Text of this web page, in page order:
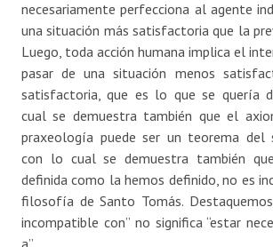
necesariamente perfecciona al agente
una situación más satisfactoria que la
Luego, toda acción humana implica el
pasar de una situación menos
satisfactoria, que es lo que se quería
cual se demuestra también que el
praxeología puede ser un teorema del
con lo cual se demuestra también
definida como la hemos definido, no es
filosofía de Santo Tomás.
incompatible con” no significa “estar